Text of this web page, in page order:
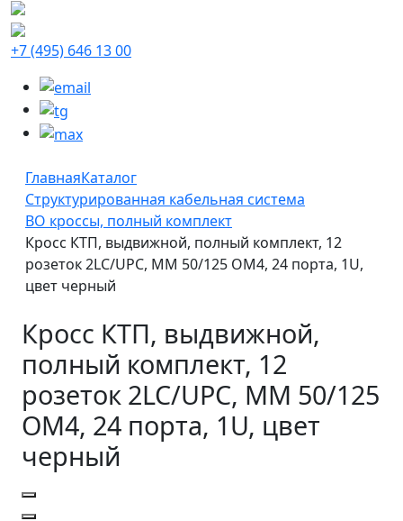
+7 (495) 646 13 00
ГлавнаяКаталог
Структурированная кабельная система
ВО кроссы, полный комплект
Кросс КТП, выдвижной, полный комплект, 12
розеток 2LC/UPC, MM 50/125 OM4, 24 порта, 1U,
цвет черный
Кросс КТП, выдвижной,
полный комплект, 12
розеток 2LC/UPC, MM 50/125
OM4, 24 порта, 1U, цвет
черный